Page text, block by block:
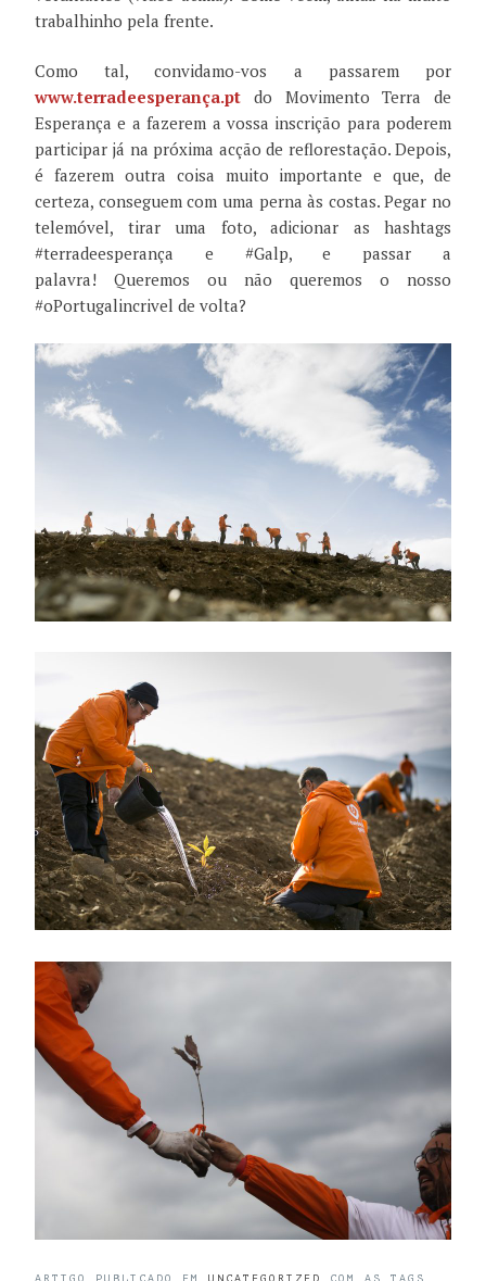
trabalhinho pela frente.
Como tal, convidamo-vos a passarem por
www.terradeesperança.pt do Movimento Terra de
Esperança e a fazerem a vossa inscrição para poderem
participar já na próxima acção de reflorestação. Depois,
é fazerem outra coisa muito importante e que, de
certeza, conseguem com uma perna às costas. Pegar no
telemóvel, tirar uma foto, adicionar as hashtags
#terradeesperança e #Galp, e passar a
palavra! Queremos ou não queremos o nosso
#oPortugalincrivel de volta?
ARTIGO PUBLICADO EM UNCATEGORIZED COM AS TAGS